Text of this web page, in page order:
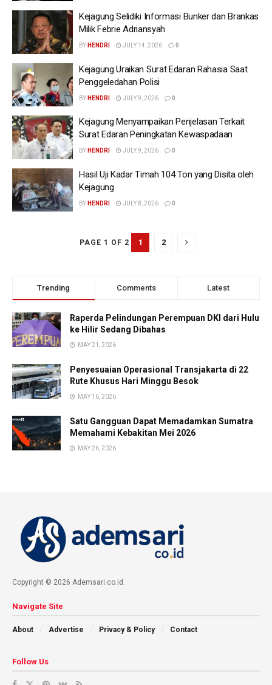
Kejagung Selidiki Informasi Bunker dan Brankas
Milik Febrie Adriansyah
BY HENDRI JULY 14, 2026 0
Kejagung Uraikan Surat Edaran Rahasia Saat
Penggeledahan Polisi
BY HENDRI JULY 9, 2026 0
Kejagung Menyampaikan Penjelasan Terkait
Surat Edaran Peningkatan Kewaspadaan
BY HENDRI JULY 9, 2026 0
Hasil Uji Kadar Timah 104 Ton yang Disita oleh
Kejagung
BY HENDRI JULY 8, 2026 0
PAGE 1 OF 2 1 2
Trending Comments Latest
Raperda Pelindungan Perempuan DKI dari Hulu
ke Hilir Sedang Dibahas
MAY 21, 2026
Penyesuaian Operasional Transjakarta di 22
Rute Khusus Hari Minggu Besok
MAY 16, 2026
Satu Gangguan Dapat Memadamkan Sumatra
Memahami Kebakitan Mei 2026
MAY 26, 2026
Copyright © 2026 Ademsari.co.id.
Navigate Site
About Advertise Privacy & Policy Contact
Follow Us